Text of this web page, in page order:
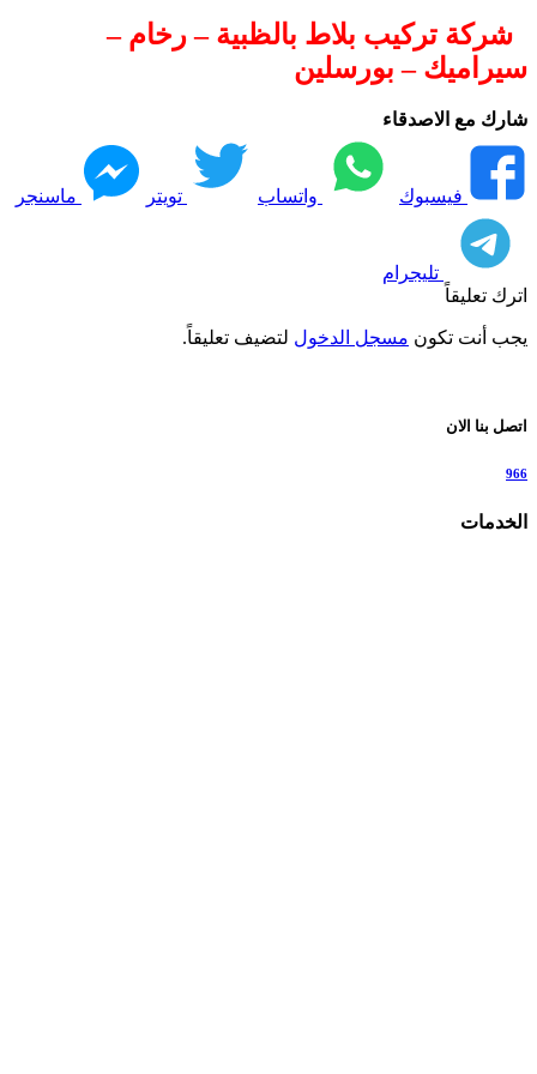
شركة تركيب بلاط بالظبية – رخام –
سيراميك – بورسلين
شارك مع الاصدقاء
فيسبوك واتساب تويتر ماسنجر
تليجرام
اترك تعليقاً
يجب أنت تكون مسجل الدخول لتضيف تعليقاً.
اتصل بنا الان
966
الخدمات